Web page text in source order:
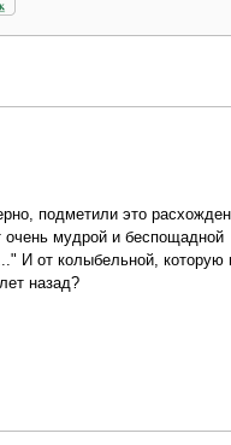
подметили это
мудрой и беспощадной
И от колыбельной, которую
назад?